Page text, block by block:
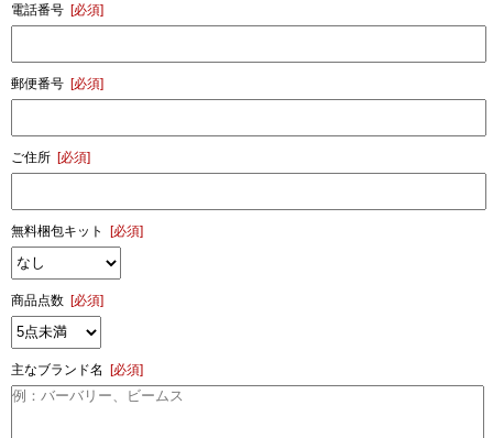
電話番号 [必須]
郵便番号 [必須]
ご住所 [必須]
無料梱包キット [必須]
商品点数 [必須]
主なブランド名 [必須]